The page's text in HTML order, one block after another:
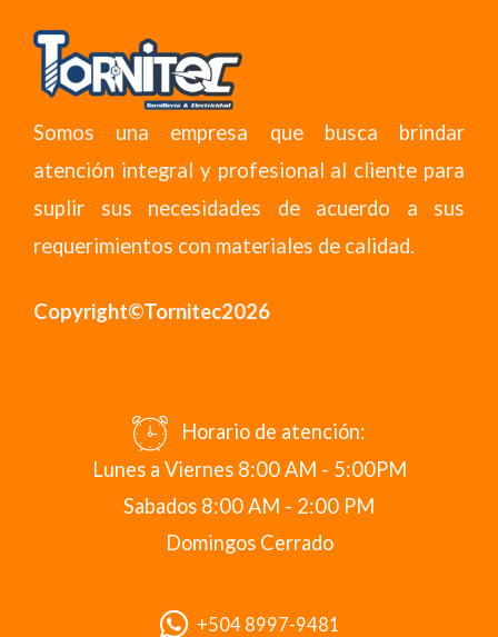
Somos una empresa que busca brindar
atención integral y profesional al cliente para
suplir sus necesidades de acuerdo a sus
requerimientos con materiales de calidad.
Copyright©Tornitec2026
Horario de atención:
Lunes a Viernes 8:00 AM - 5:00PM
Sabados 8:00 AM - 2:00 PM
Domingos Cerrado
+504 8997-9481